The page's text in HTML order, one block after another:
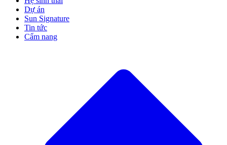
Dự án
Sun Signature
Tin tức
Cẩm nang